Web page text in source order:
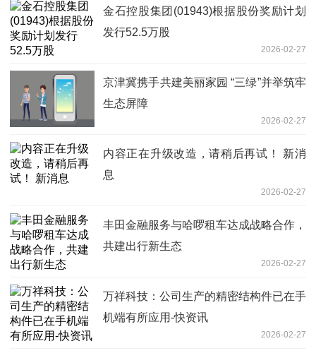
金石控股集团(01943)根据股份奖励计划
发行52.5万股
2026-02-27
京津冀携手共建美丽家园 “三绿”并举筑牢
生态屏障
2026-02-27
内容正在升级改造，请稍后再试！ 新消
息
2026-02-27
丰田金融服务与哈啰租车达成战略合作，
共建出行新生态
2026-02-27
万祥科技：公司生产的精密结构件已在手
机端有所应用-快资讯
2026-02-27